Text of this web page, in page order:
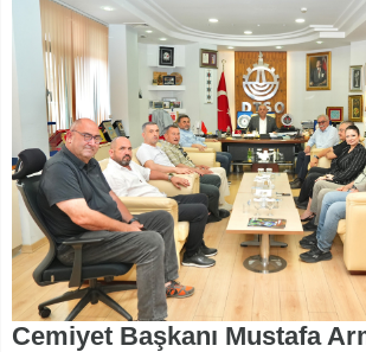
Cemiyet Başkanı Mustafa